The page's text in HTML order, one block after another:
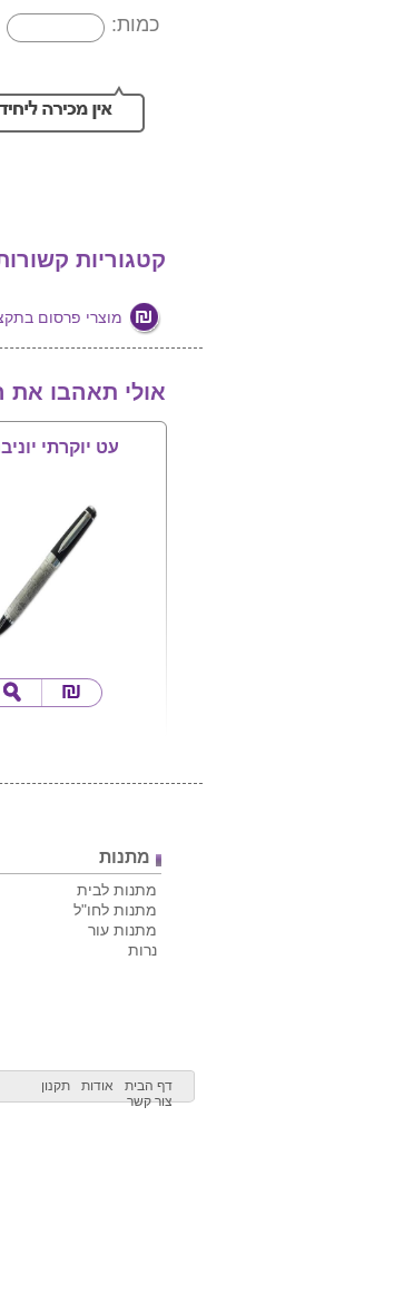
כמות:
קטגוריות
מוצרי פרסום בתקציב
אולי תאהבו את
עט יוקרתי
מתנות
מתנות לבית
מתנות לחו"ל
מתנות עור
נרות
דף הבית אודות
תקנון
צור קשר